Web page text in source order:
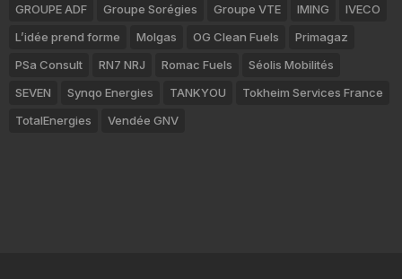
GROUPE ADF
Groupe Sorégies Groupe VTE IMING
IVECO
L’idée prend forme
Molgas OG Clean Fuels
Primagaz
PSa Consult
RN7 NRJ Romac Fuels
Séolis Mobilités
SEVEN
Synqo Energies TANKYOU
Tokheim Services France
TotalEnergies
Vendée GNV